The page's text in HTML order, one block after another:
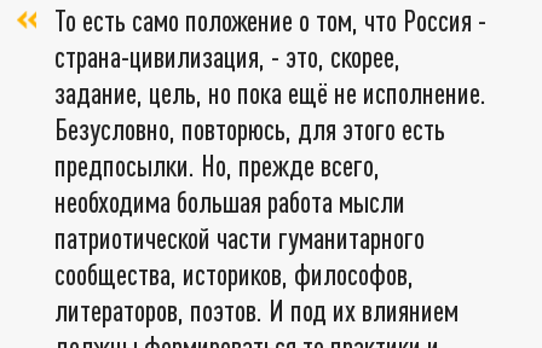
То есть само положение о том, что Россия -
страна-цивилизация, - это, скорее,
задание, цель, но пока ещё не исполнение.
Безусловно, повторюсь, для этого есть
предпосылки. Но, прежде всего,
необходима большая работа мысли
патриотической части гуманитарного
сообщества, историков, философов,
литераторов, поэтов. И под их влиянием